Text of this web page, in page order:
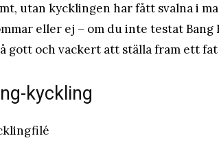
utan kycklingen har fått svalna i
eller ej – om du inte testat
gott och vackert att ställa fram ett
kyckling